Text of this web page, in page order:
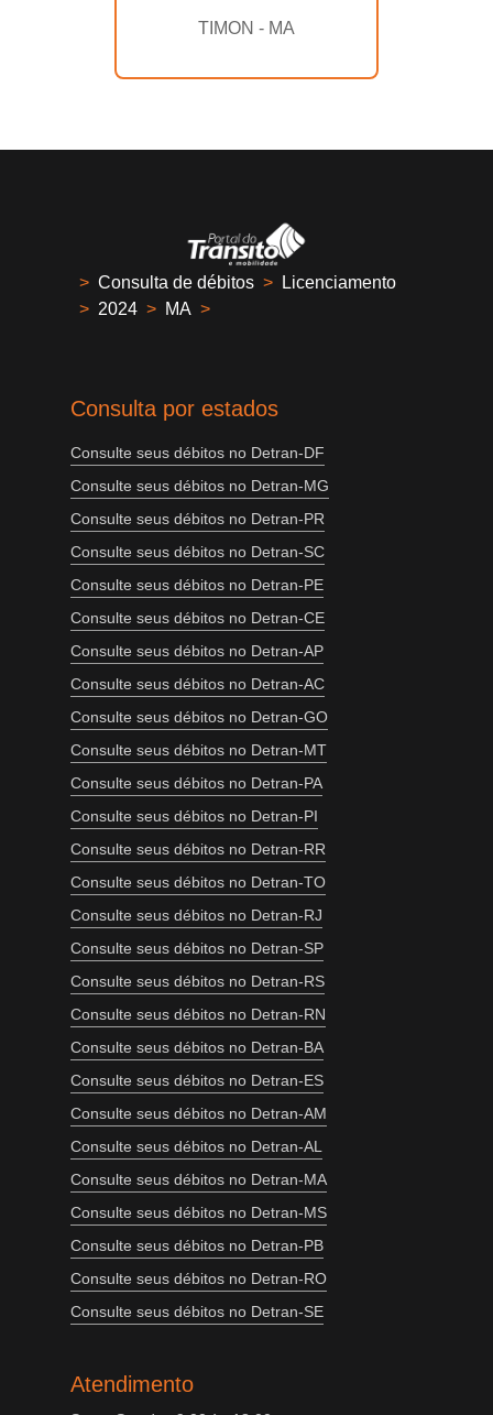
TIMON - MA
> Consulta de débitos >
Licenciamento
> 2024 > MA >
Consulta por estados
Consulte seus débitos no Detran-DF
Consulte seus débitos no Detran-MG
Consulte seus débitos no Detran-PR
Consulte seus débitos no Detran-SC
Consulte seus débitos no Detran-PE
Consulte seus débitos no Detran-CE
Consulte seus débitos no Detran-AP
Consulte seus débitos no Detran-AC
Consulte seus débitos no Detran-GO
Consulte seus débitos no Detran-MT
Consulte seus débitos no Detran-PA
Consulte seus débitos no Detran-PI
Consulte seus débitos no Detran-RR
Consulte seus débitos no Detran-TO
Consulte seus débitos no Detran-RJ
Consulte seus débitos no Detran-SP
Consulte seus débitos no Detran-RS
Consulte seus débitos no Detran-RN
Consulte seus débitos no Detran-BA
Consulte seus débitos no Detran-ES
Consulte seus débitos no Detran-AM
Consulte seus débitos no Detran-AL
Consulte seus débitos no Detran-MA
Consulte seus débitos no Detran-MS
Consulte seus débitos no Detran-PB
Consulte seus débitos no Detran-RO
Consulte seus débitos no Detran-SE
Atendimento